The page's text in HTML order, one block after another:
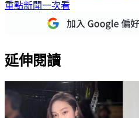
重點新聞一次看
延伸閱讀